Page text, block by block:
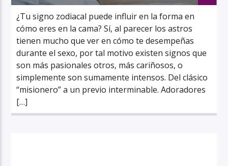
¿Tu signo zodiacal puede influir en la forma en
cómo eres en la cama? Sí, al parecer los astros
tienen mucho que ver en cómo te desempeñas
durante el sexo, por tal motivo existen signos que
son más pasionales otros, más cariñosos, o
simplemente son sumamente intensos. Del clásico
“misionero” a un previo interminable. Adoradores
[…]